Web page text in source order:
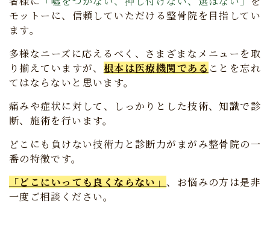
モットーに、信頼していただける整骨院を目指してい
ます。
多様なニーズに応えるべく、さまざまなメニューを取
り揃えていますが、 根本は医療機関である ことを忘れ
てはならないと思います。
痛みや症状に対して、しっかりとした技術、知識で診
断、施術を行います。
どこにも負けない技術力と診断力がまがみ整骨院の一
番の特徴です。
「どこにいっても良くならない」、お悩みの方は是非
一度ご相談ください。